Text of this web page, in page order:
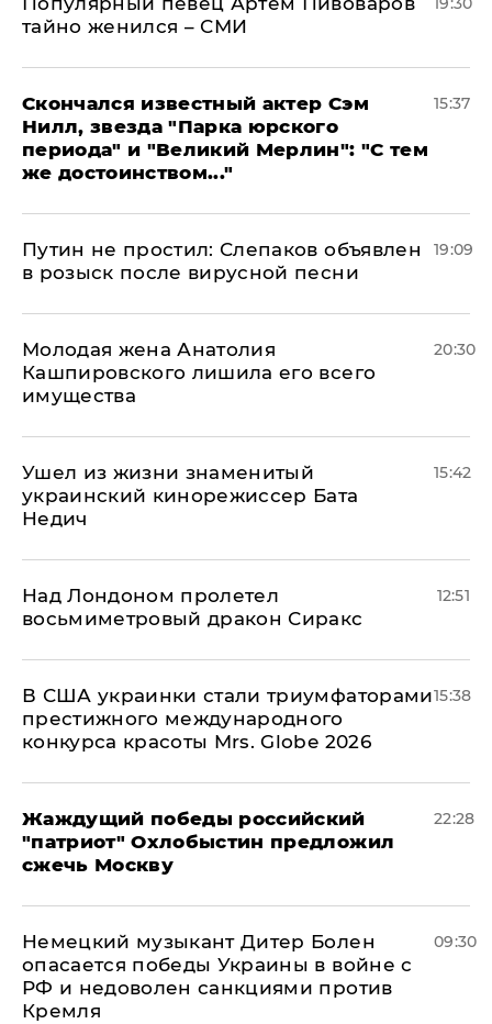
тайно женился – СМИ
Скончался известный актер Сэм
Нилл, звезда "Парка юрского
периода" и "Великий Мерлин": "С тем
же достоинством..."
15:37
Путин не простил: Слепаков объявлен
в розыск после вирусной песни
19:09
Молодая жена Анатолия
Кашпировского лишила его всего
имущества
20:30
Ушел из жизни знаменитый
украинский кинорежиссер Бата
Недич
15:42
Над Лондоном пролетел
восьмиметровый дракон Сиракс
12:51
В США украинки стали триумфаторами
престижного международного
конкурса красоты Mrs. Globe 2026
15:38
Жаждущий победы российский
"патриот" Охлобыстин предложил
сжечь Москву
22:28
Немецкий музыкант Дитер Болен
опасается победы Украины в войне с
РФ и недоволен санкциями против
Кремля
09:30